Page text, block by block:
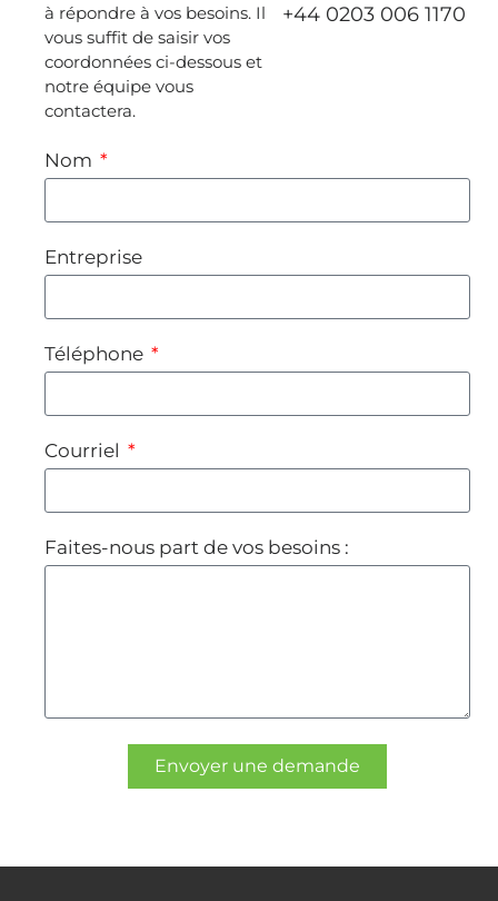
à répondre à vos besoins. Il
vous suffit de saisir vos
coordonnées ci-dessous et
notre équipe vous
contactera.
+44 0203 006 1170
Nom
Entreprise
Téléphone
Courriel
Faites-nous part de vos besoins :
Envoyer une demande